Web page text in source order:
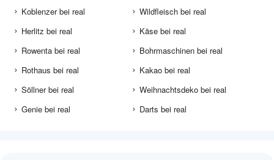
Koblenzer bei real
Herlitz bei real
Rowenta bei real
Rothaus bei real
Söllner bei real
Genie bei real
Wildfleisch bei real
Käse bei real
Bohrmaschinen bei real
Kakao bei real
Weihnachtsdeko bei real
Darts bei real